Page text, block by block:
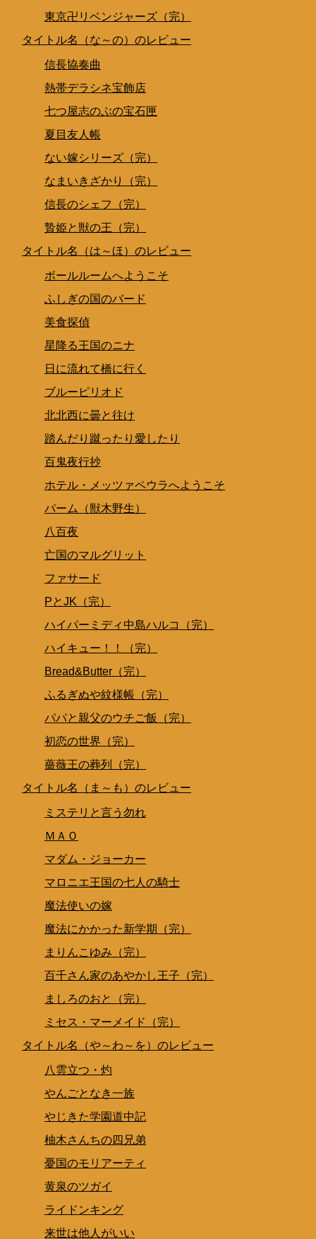
東京卍リベンジャーズ（完）
タイトル名（な～の）のレビュー
信長協奏曲
熱帯デラシネ宝飾店
七つ屋志のぶの宝石匣
夏目友人帳
ない嫁シリーズ（完）
なまいきざかり（完）
信長のシェフ（完）
贄姫と獣の王（完）
タイトル名（は～ほ）のレビュー
ボールルームへようこそ
ふしぎの国のバード
美食探偵
星降る王国のニナ
日に流れて橋に行く
ブルーピリオド
北北西に曇と往け
踏んだり蹴ったり愛したり
百鬼夜行抄
ホテル・メッツァペウラへようこそ
パーム（獣木野生）
八百夜
亡国のマルグリット
ファサード
PとJK（完）
ハイパーミディ中島ハルコ（完）
ハイキュー！！（完）
Bread&Butter（完）
ふるぎぬや紋様帳（完）
パパと親父のウチご飯（完）
初恋の世界（完）
薔薇王の葬列（完）
タイトル名（ま～も）のレビュー
ミステリと言う勿れ
ＭＡＯ
マダム・ジョーカー
マロニエ王国の七人の騎士
魔法使いの嫁
魔法にかかった新学期（完）
まりんこゆみ（完）
百千さん家のあやかし王子（完）
ましろのおと（完）
ミセス・マーメイド（完）
タイトル名（や～わ～を）のレビュー
八雲立つ・灼
やんごとなき一族
やじきた学園道中記
柚木さんちの四兄弟
憂国のモリアーティ
黄泉のツガイ
ライドンキング
来世は他人がいい